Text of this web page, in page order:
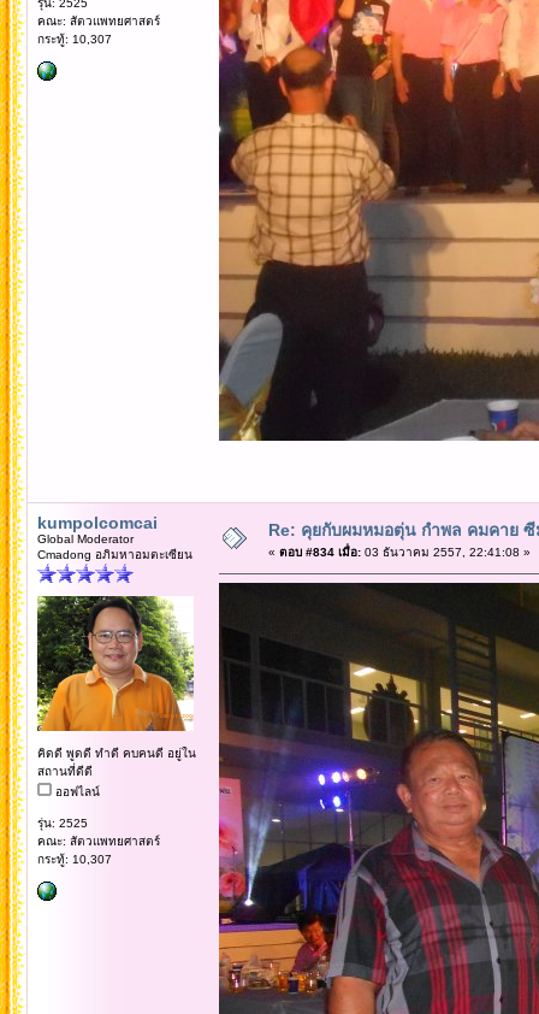
คณะ: สัตวแพทยศาสตร์
กระทู้: 10,307
kumpolcomcai
Global Moderator
Cmadong อภิมหาอมตะเซียน
คิดดี พูดดี ทำดี คบคนดี อยู่ใน
สถานที่ดีดี
ออฟไลน์
รุ่น: 2525
คณะ: สัตวแพทยศาสตร์
กระทู้: 10,307
Re: คุยกับผมหมอตุ่น กำพล คมคาย
« ตอบ #834 เมื่อ:03 ธันวาคม 2557, 22:41:08 »